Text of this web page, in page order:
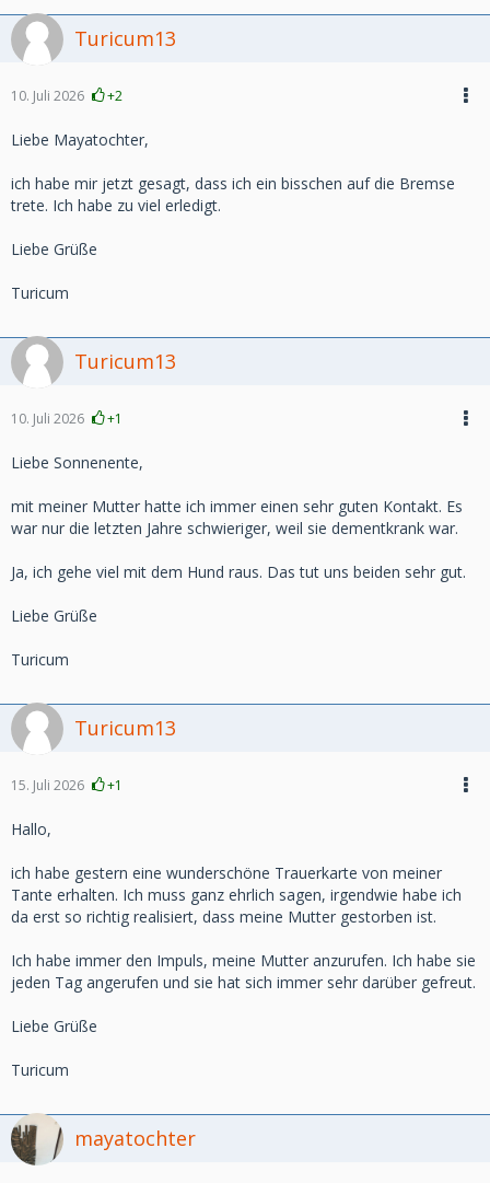
Liebe Grüße
Turicum
Turicum13
10. Juli 2026 +2
Liebe Mayatochter,
ich habe mir jetzt gesagt, dass ich ein bisschen auf die Bremse
trete. Ich habe zu viel erledigt.
Liebe Grüße
Turicum
Turicum13
10. Juli 2026 +1
Liebe Sonnenente,
mit meiner Mutter hatte ich immer einen sehr guten Kontakt. Es
war nur die letzten Jahre schwieriger, weil sie dementkrank war.
Ja, ich gehe viel mit dem Hund raus. Das tut uns beiden sehr gut.
Liebe Grüße
Turicum
Turicum13
15. Juli 2026 +1
Hallo,
ich habe gestern eine wunderschöne Trauerkarte von meiner
Tante erhalten. Ich muss ganz ehrlich sagen, irgendwie habe ich
da erst so richtig realisiert, dass meine Mutter gestorben ist.
Ich habe immer den Impuls, meine Mutter anzurufen. Ich habe sie
jeden Tag angerufen und sie hat sich immer sehr darüber gefreut.
Liebe Grüße
Turicum
mayatochter